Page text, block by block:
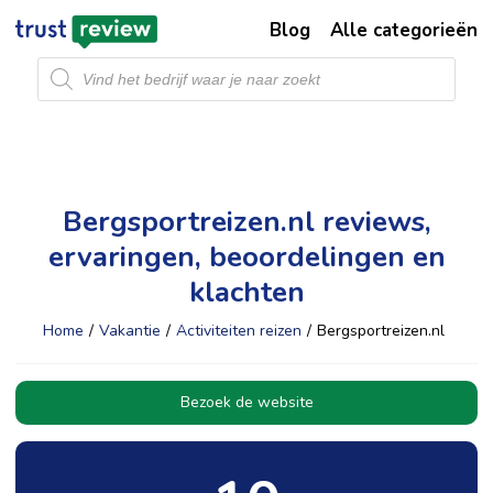
Producten
zoeken
Blog Alle categorieën
Bergsportreizen.nl reviews,
ervaringen, beoordelingen en
klachten
Home / Vakantie / Activiteiten reizen / Bergsportreizen.nl
Bezoek de website